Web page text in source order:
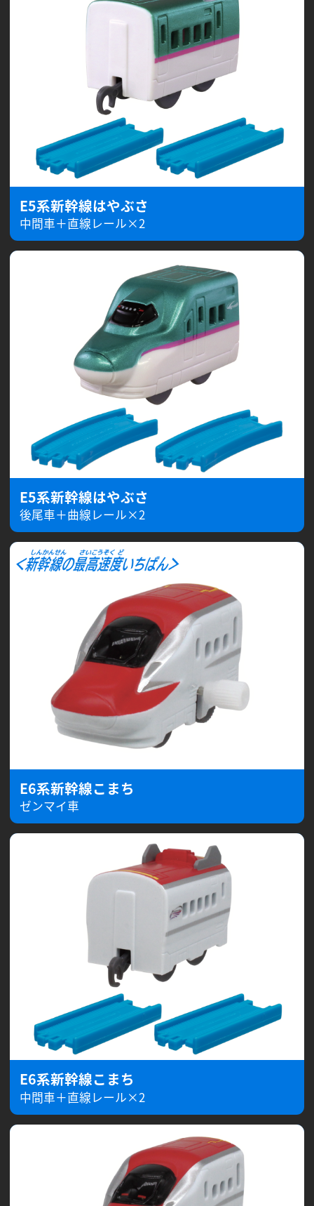
E5系新幹線はやぶさ
中間車＋直線レール×2
E5系新幹線はやぶさ
後尾車＋曲線レール×2
E6系新幹線こまち
ゼンマイ車
E6系新幹線こまち
中間車＋直線レール×2